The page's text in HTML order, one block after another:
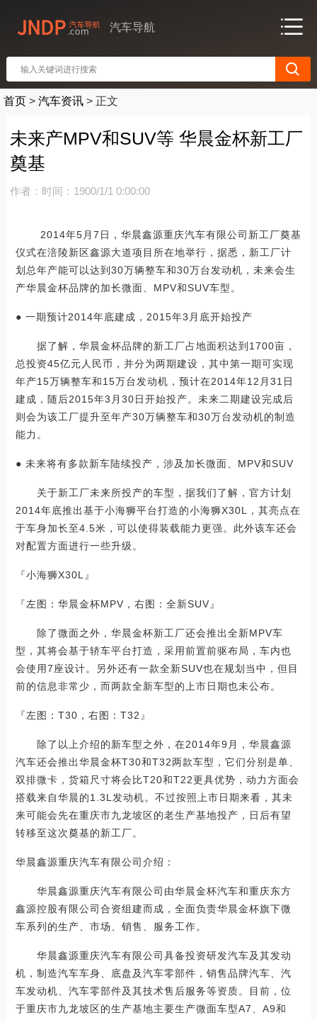
汽车导航
首页 > 汽车资讯 > 正文
未来产MPV和SUV等 华晨金杯新工厂
奠基
作者： 时间：1900/1/1 0:00:00
2014年5月7日，华晨鑫源重庆汽车有限公司新工厂奠基
仪式在涪陵新区鑫源大道项目所在地举行，据悉，新工厂计
划总年产能可以达到30万辆整车和30万台发动机，未来会生
产华晨金杯品牌的加长微面、MPV和SUV车型。
● 一期预计2014年底建成，2015年3月底开始投产
据了解，华晨金杯品牌的新工厂占地面积达到1700亩，
总投资45亿元人民币，并分为两期建设，其中第一期可实现
年产15万辆整车和15万台发动机，预计在2014年12月31日
建成，随后2015年3月30日开始投产。未来二期建设完成后
则会为该工厂提升至年产30万辆整车和30万台发动机的制造
能力。
● 未来将有多款新车陆续投产，涉及加长微面、MPV和SUV
关于新工厂未来所投产的车型，据我们了解，官方计划
2014年底推出基于小海狮平台打造的小海狮X30L，其亮点在
于车身加长至4.5米，可以使得装载能力更强。此外该车还会
对配置方面进行一些升级。
『小海狮X30L』
『左图：华晨金杯MPV，右图：全新SUV』
除了微面之外，华晨金杯新工厂还会推出全新MPV车
型，其将会基于轿车平台打造，采用前置前驱布局，车内也
会使用7座设计。另外还有一款全新SUV也在规划当中，但目
前的信息非常少，而两款全新车型的上市日期也未公布。
『左图：T30，右图：T32』
除了以上介绍的新车型之外，在2014年9月，华晨鑫源
汽车还会推出华晨金杯T30和T32两款车型，它们分别是单、
双排微卡，货箱尺寸将会比T20和T22更具优势，动力方面会
搭载来自华晨的1.3L发动机。不过按照上市日期来看，其未
来可能会先在重庆市九龙坡区的老生产基地投产，日后有望
转移至这次奠基的新工厂。
华晨鑫源重庆汽车有限公司介绍：
华晨鑫源重庆汽车有限公司由华晨金杯汽车和重庆东方
鑫源控股有限公司合资组建而成，全面负责华晨金杯旗下微
车系列的生产、市场、销售、服务工作。
华晨鑫源重庆汽车有限公司具备投资研发汽车及其发动
机，制造汽车车身、底盘及汽车零部件，销售品牌汽车、汽
车发动机、汽车零部件及其技术售后服务等资质。目前，位
于重庆市九龙坡区的生产基地主要生产微面车型A7、A9和